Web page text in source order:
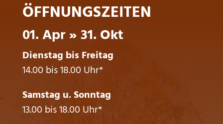
ÖFFNUNGSZEITEN
01. Apr » 31. Okt
Dienstag bis Freitag
14.00 bis 18.00 Uhr*
Samstag u. Sonntag
13.00 bis 18.00 Uhr*